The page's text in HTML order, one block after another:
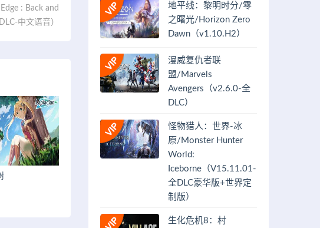
: Back and
中文语音）
地平线：黎明时分/零
之曙光/Horizon Zero
Dawn（v1.10.H2）
漫威复仇者联
盟/Marvels
Avengers（v2.6.0-全
DLC）
怪物猎人：世界-冰
原/Monster Hunter
World:
Iceborne（V15.11.01-
全DLC豪华版+世界定
制版）
生化危机8：村